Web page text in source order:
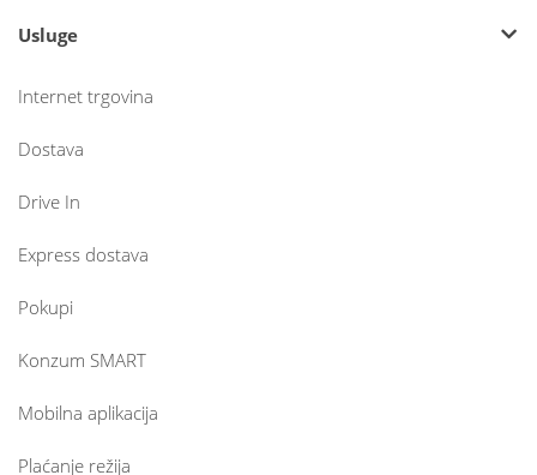
Usluge
Internet trgovina
Dostava
Drive In
Express dostava
Pokupi
Konzum SMART
Mobilna aplikacija
Plaćanje režija